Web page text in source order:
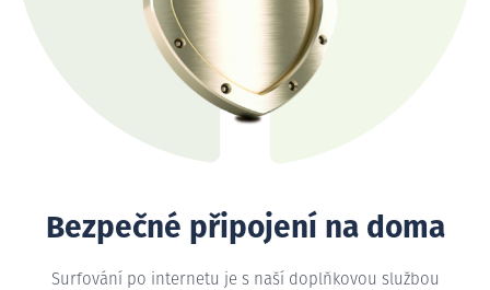
Bezpečné připojení na doma
Surfování po internetu je s naší doplňkovou službou